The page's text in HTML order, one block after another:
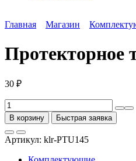
Главная Магазин
Протекторное
30 ₽
Количество
товара
Протекторное
термокольцо
145
В корзину Быстрая заявка
Артикул: klr-PTU145